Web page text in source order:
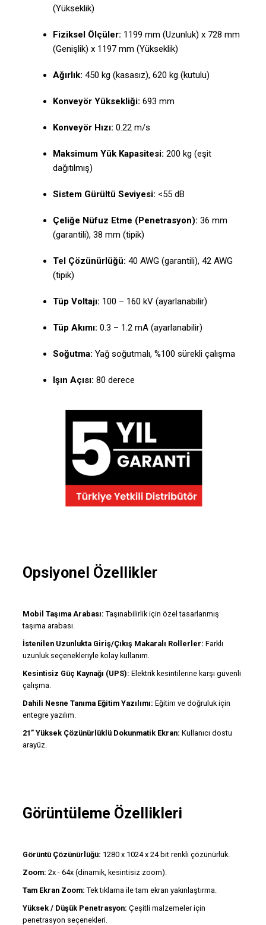
(Yükseklik)
Fiziksel Ölçüler: 1199 mm (Uzunluk) x 728 mm
(Genişlik) x 1197 mm (Yükseklik)
Ağırlık: 450 kg (kasasız), 620 kg (kutulu)
Konveyör Yüksekliği: 693 mm
Konveyör Hızı: 0.22 m/s
Maksimum Yük Kapasitesi: 200 kg (eşit
dağıtılmış)
Sistem Gürültü Seviyesi: <55 dB
Çeliğe Nüfuz Etme (Penetrasyon): 36 mm
(garantili), 38 mm (tipik)
Tel Çözünürlüğü: 40 AWG (garantili), 42 AWG
(tipik)
Tüp Voltajı: 100 – 160 kV (ayarlanabilir)
Tüp Akımı: 0.3 – 1.2 mA (ayarlanabilir)
Soğutma: Yağ soğutmalı, %100 sürekli çalışma
Işın Açısı: 80 derece
Opsiyonel Özellikler
Mobil Taşıma Arabası: Taşınabilirlik için özel tasarlanmış
taşıma arabası.
İstenilen Uzunlukta Giriş/Çıkış Makaralı Rollerler: Farklı
uzunluk seçenekleriyle kolay kullanım.
Kesintisiz Güç Kaynağı (UPS): Elektrik kesintilerine karşı güvenli
çalışma.
Dahili Nesne Tanıma Eğitim Yazılımı: Eğitim ve doğruluk için
entegre yazılım.
21” Yüksek Çözünürlüklü Dokunmatik Ekran: Kullanıcı dostu
arayüz.
Görüntüleme Özellikleri
Görüntü Çözünürlüğü: 1280 x 1024 x 24 bit renkli çözünürlük.
Zoom: 2x - 64x (dinamik, kesintisiz zoom).
Tam Ekran Zoom: Tek tıklama ile tam ekran yakınlaştırma.
Yüksek / Düşük Penetrasyon: Çeşitli malzemeler için
penetrasyon seçenekleri.